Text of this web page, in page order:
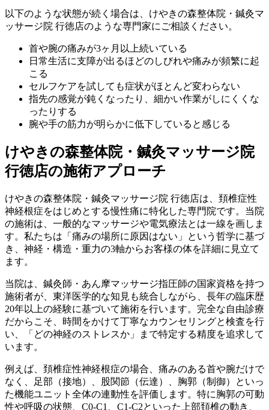
以下のような状態が続く場合は、けやきの森整体院・鍼灸マ
ッサージ院 行徳店のような専門家にご相談ください。
首や腕の痛みが3ヶ月以上続いている
日常生活に支障が出るほどのしびれや痛みが頻繁に起
こる
セルフケアを試しても症状がほとんど変わらない
指先の感覚が鈍くなったり、細かい作業がしにくくな
ったりする
腕や手の筋力が明らかに低下していると感じる
けやきの森整体院・鍼灸マッサージ院
行徳店の施術アプローチ
けやきの森整体院・鍼灸マッサージ院 行徳店は、頚椎症性
神経根症をはじめとする慢性痛に特化した専門院です。当院
の施術は、一般的なマッサージや電気療法とは一線を画しま
す。私たちは「痛みの場所に原因はない」という哲学に基づ
き、神経・構造・重力の3軸からお客様の体を詳細に見立て
ます。
当院は、鍼灸師・あん摩マッサージ指圧師の国家資格を持つ
施術者が、東洋医学的な知見も統合しながら、長年の臨床歴
20年以上の経験に基づいて施術を行います。完全な自由診療
だからこそ、時間をかけて丁寧なカウンセリングと検査を行
い、「どの神経のストレスか」まで特定する精度を追求して
います。
例えば、頚椎症性神経根症の場合、痛みのある首や腕だけで
なく、足部（接地）、股関節（伝達）、胸郭（制御）といっ
た機能ユニット全体の連動性を評価します。特に胸郭の可動
性や呼吸の状態、C0-C1、C1-C2といった上部頚椎の動き、